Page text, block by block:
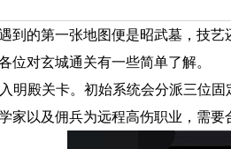
到的第一张地图便是昭武墓，技
位对玄城通关有一些简单了解。
明殿关卡。初始系统会分派三位
家以及佣兵为远程高伤职业，需要